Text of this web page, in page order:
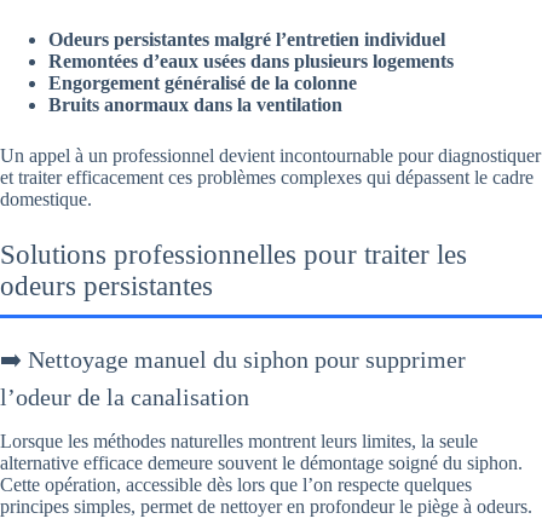
Odeurs persistantes malgré l’entretien individuel
Remontées d’eaux usées dans plusieurs logements
Engorgement généralisé de la colonne
Bruits anormaux dans la ventilation
Un appel à un professionnel devient incontournable pour diagnostiquer
et traiter efficacement ces problèmes complexes qui dépassent le cadre
domestique.
Solutions professionnelles pour traiter les
odeurs persistantes
➡️ Nettoyage manuel du siphon pour supprimer
l’odeur de la canalisation
Lorsque les méthodes naturelles montrent leurs limites, la seule
alternative efficace demeure souvent le démontage soigné du siphon.
Cette opération, accessible dès lors que l’on respecte quelques
principes simples, permet de nettoyer en profondeur le piège à odeurs.